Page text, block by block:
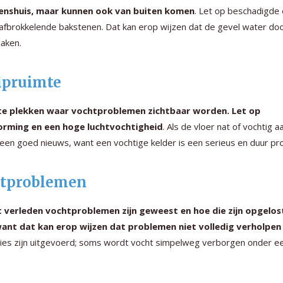
maar kunnen ook van buiten komen. Let op beschadigde
bakstenen. Dat kan erop wijzen dat de gevel water
plekken waar vochtproblemen zichtbaar worden. Let op
en een hoge luchtvochtigheid. Als de vloer nat of vochtig
goed nieuws, want een vochtige kelder is een serieus en duur
vochtproblemen zijn geweest en hoe die zijn
dat kan erop wijzen dat problemen niet volledig verholpen
zijn uitgevoerd; soms wordt vocht simpelweg verborgen onder